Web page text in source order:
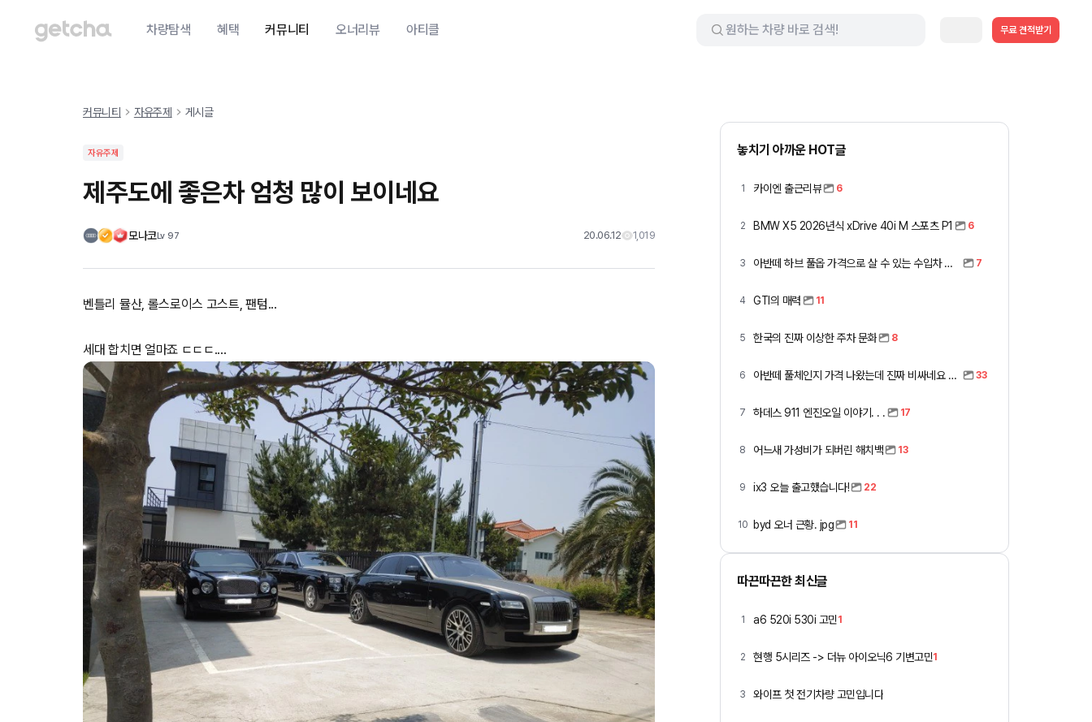
차량탐색 혜택 커뮤니티 오너리뷰 아티클 무료 견적받기
커뮤니티 자유주제 게시글
자유주제
제주도에 좋은차 엄청 많이 보이네요
모나코Lv 97 20.06.12 1,019
벤틀리 뮬산, 롤스로이스 고스트, 팬텀...
세대 합치면 얼마죠 ㄷㄷㄷ....
놓치기 아까운 HOT글
1 카이엔 출근리뷰 6
2 BMW X5 2026년식 xDrive 40i M 스포츠 P1 6
3 아반떼 하브 풀옵 가격으로 살 수 있는 수입차 모아봤습니다 (중고 포함) 7
4 GTI의 매력 11
5 한국의 진짜 이상한 주차 문화 8
6 아반떼 풀체인지 가격 나왔는데 진짜 비싸네요 ㅎㅎ 33
7 하데스 911 엔진오일 이야기. . . 17
8 어느새 가성비가 되버린 해치백 13
9 ix3 오늘 출고했습니다! 22
10 byd 오너 근황. jpg 11
따끈따끈한 최신글
1 a6 520i 530i 고민 1
2 현행 5시리즈 -> 더뉴 아이오닉6 기변고민1
3 와이프 첫 전기차량 고민입니다